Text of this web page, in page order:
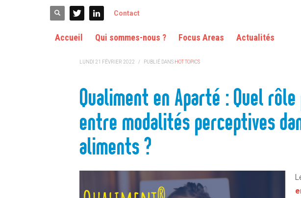
Contact
Accueil Qui sommes-nous ? Focus Areas Actualités
ACCUEIL HOT TOPICS QUALIMENT EN APARTÉ : QUEL RÔLE POUR LES INTERACTIONS
LUNDI 21 FÉVRIER 2022 / PUBLIÉ DANS HOT TOPICS
Qualiment en Aparté : Quel
entre modalités perceptives
aliments ?